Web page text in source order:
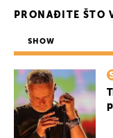
PRONAĐITE ŠTO
SHOW